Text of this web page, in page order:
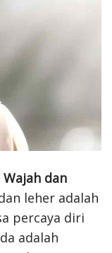
dan
leher adalah
percaya diri
adalah